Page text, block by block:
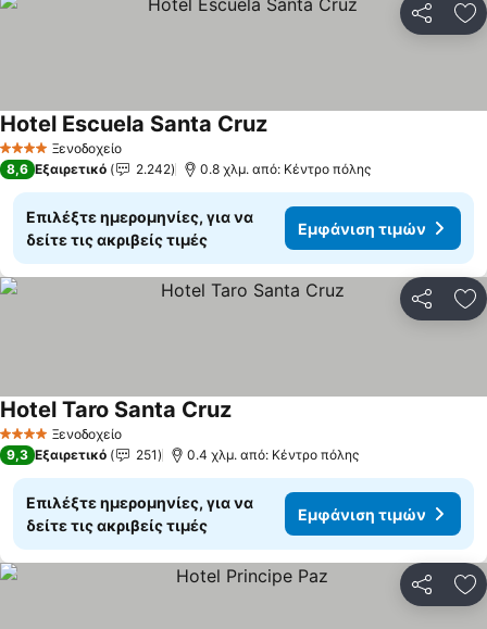
4 ΑστέριαΞενοδοχείο
Hotel Escuela Santa Cruz
8,6 Εξαιρετικό 2.242 0.8 χλμ. από: Κέντρο πόλης
Επιλέξτε ημερομηνίες, για να
δείτε τις ακριβείς τιμές
Εμφάνιση τιμών
4 ΑστέριαΞενοδοχείο
Hotel Taro Santa Cruz
9,3 Εξαιρετικό 251 0.4 χλμ. από: Κέντρο πόλης
Επιλέξτε ημερομηνίες, για να
δείτε τις ακριβείς τιμές
Εμφάνιση τιμών